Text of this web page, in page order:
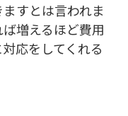
すとは言われま
増えるほど費用
応をしてくれる